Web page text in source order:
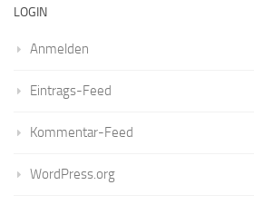
LOGIN
Anmelden
Eintrags-Feed
Kommentar-Feed
WordPress.org